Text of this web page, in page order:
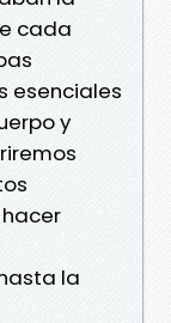
cada
esenciales
y
la